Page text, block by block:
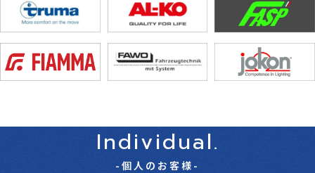
Individual.
-個人のお客様-